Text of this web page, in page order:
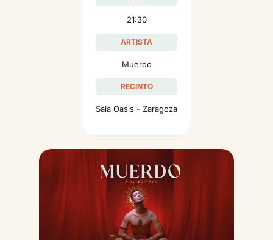
21:30
ARTISTA
Muerdo
RECINTO
Sala Oasis - Zaragoza